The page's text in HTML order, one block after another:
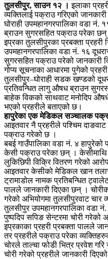
तुलसीपुर, साउन १२ । इलाका
व्यक्तिलाई पक्राउ गरिएको
घोराही उपमहानगरपालिका वडा नं.
ब्राउन सुगरसहित पक्राउ परेका छन्
इप्रका तुलसीपुरका प्रबक्ता
उपमहानगरपालिका वडा नं. १६
सुगरसहित पक्राउ परेको जानकारी
गोप्य सूचनाका आधारमा पुगेको
तुलसीपुर–घोराही सडक खण्डको
प्रतिवन्धित लागु औषध ब्राउन
बाहेक विकको साथवाट मनोदिप
भएको प्रहरीले बताएको छ।
हापुरेका एक मेडिकल सञ्चालक
आइतवार नै प्रहरीले पश्चिम
पक्राउ गरेको छ ।
बबई गाउँपालिका वडा नं. ४
केसी पक्राउ परेका छन् ।
लुकिछिपी विक्रि वितरण गरेको
आइतवार केसीको मेडिकल खान
ट्रामाडोल नामक प्रतिबन्धित
पालले जानकारी दिएका छन् ।
गरेको अभियोगमा तुलसीपुरवाट चार
तुलसीपुर उपमहानगरपालिका वडा
पुष्पदिप सपिङ सेन्टरमा चोरी गरेको
इप्रकाका प्रहरी प्रबक्ता पालले
तर प्रहरीले पक्राउ परेका
चोरले ताल्चा फोडी भित्र प्रवेश
चोरी गरेको प्रहरीले जानकारी